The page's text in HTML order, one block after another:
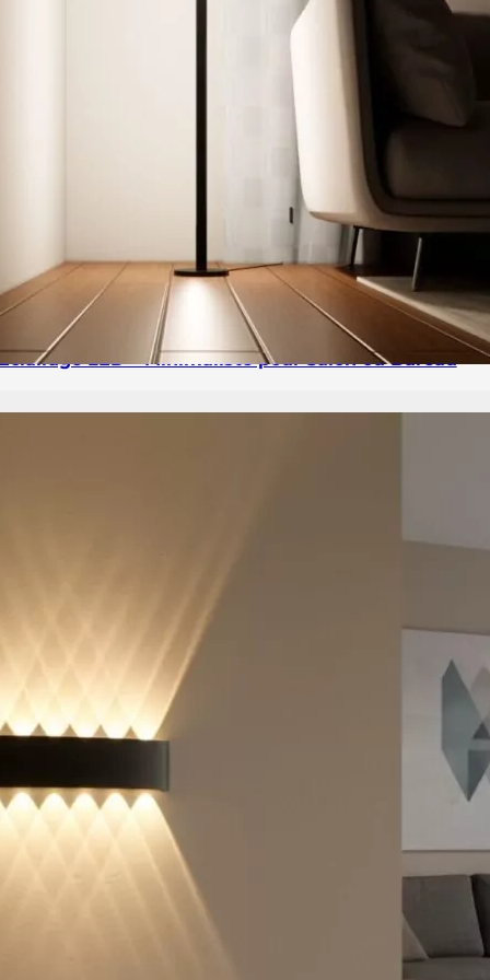
LED – Minimaliste pour Salon ou Bureau